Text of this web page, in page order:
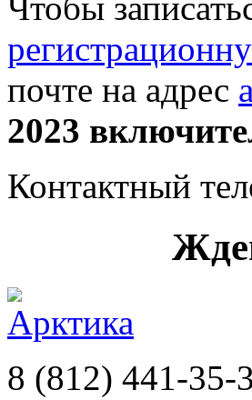
почте на адрес
2023
Контактный
8 (812) 441-35-